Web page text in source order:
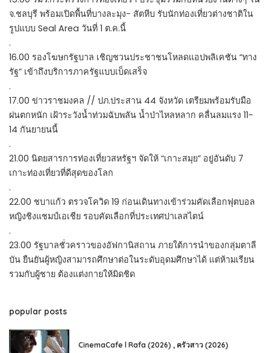
จ.ชลบุรี พร้อมเปิดพื้นที่บางละมุง- สัตหีบ รับนักท่องเที่ยวต่างชาติใน
รูปแบบ Seal Area วันที่ 1 ต.ค.นี้
.
16.00 รองโฆษกรัฐบาล เชิญชวนประชาชนโหลดแอปพลิเคชัน “ทาง
รัฐ” เข้าถึงบริการภาครัฐแบบเบ็ดเสร็จ
.
17.00 ข่าวราชมงคล // ปภ.ประสาน 44 จังหวัด เตรียมพร้อมรับมือ
ฝนตกหนัก เฝ้าระวังน้ำท่วมฉับพลัน น้ำป่าไหลหลาก คลื่นลมแรง 11-
14 กันยายนนี้
.
21.00 นิตยสารการท่องเที่ยวสหรัฐฯ จัดให้ “เกาะสมุย” อยู่อันดับ 7
เกาะท่องเที่ยวที่ดีสุดของโลก
.
22.00 ชบาแก้ว ตรวจโควิด 19 ก่อนเดินทางเข้าร่วมคัดเลือกฟุตบอล
หญิงชิงแชมป์เอเชีย รอบคัดเลือกที่ประเทศปาเลสไตน์
.
23.00 รัฐบาลชั่วคราวของอัฟกานิสถาน ภายใต้การนำของกลุ่มตาลี
บัน ยืนยันผู้หญิงสามารถศึกษาต่อในระดับอุดมศึกษาได้ แต่ห้ามเรียน
รวมกับผู้ชาย ต้องแต่งกายให้มิดชิด
popular posts
CinemaCafe l Rafa (2026) , ครัวสาว (2026)